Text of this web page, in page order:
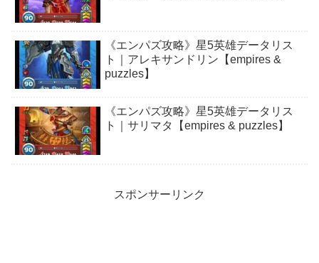
《エンパズ攻略》星5英雄データリス
ト｜アレキサンドリン【empires &
puzzles】
《エンパズ攻略》星5英雄データリス
ト｜サリマタ【empires & puzzles】
スポンサーリンク